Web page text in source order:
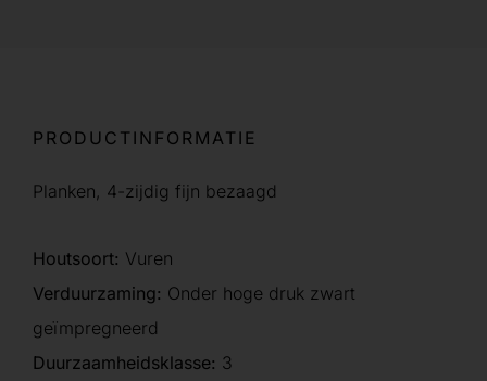
PRODUCTINFORMATIE
Planken, 4-zijdig fijn bezaagd
Houtsoort: Vuren
Verduurzaming: Onder hoge druk zwart
geïmpregneerd
Duurzaamheidsklasse: 3